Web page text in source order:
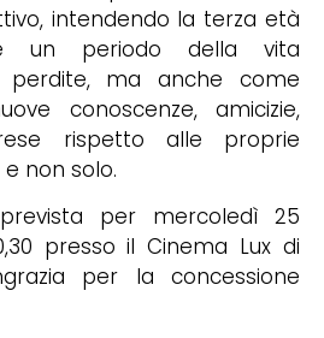
intendendo la terza età
un periodo della vita
perdite, ma anche come
conoscenze, amicizie,
rispetto alle proprie
non solo.
per mercoledì 25
presso il Cinema Lux di
per la concessione